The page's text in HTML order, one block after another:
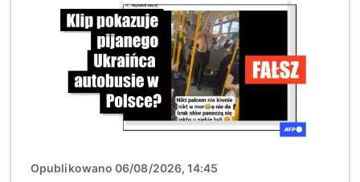
Opublikowano 06/08/2026, 14:45